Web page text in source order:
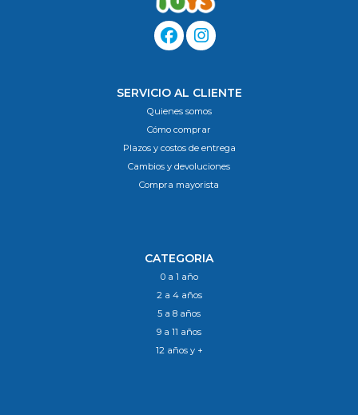
SERVICIO AL CLIENTE
Quienes somos
Cómo comprar
Plazos y costos de entrega
Cambios y devoluciones
Compra mayorista
CATEGORIA
0 a 1 año
2 a 4 años
5 a 8 años
9 a 11 años
12 años y +